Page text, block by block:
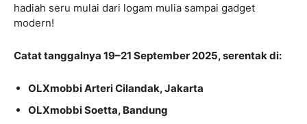
hadiah seru mulai dari logam mulia sampai gadget
modern!
Catat tanggalnya 19–21 September 2025, serentak di:
OLXmobbi Arteri Cilandak, Jakarta
OLXmobbi Soetta, Bandung